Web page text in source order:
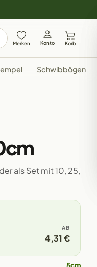
Merken Konto Korb
Schwibbögen
als Set mit 10, 25,
AB
4,31 €
5cm